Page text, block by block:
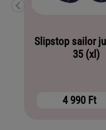
Slipstop sailor
35 (xl)
4 990 Ft